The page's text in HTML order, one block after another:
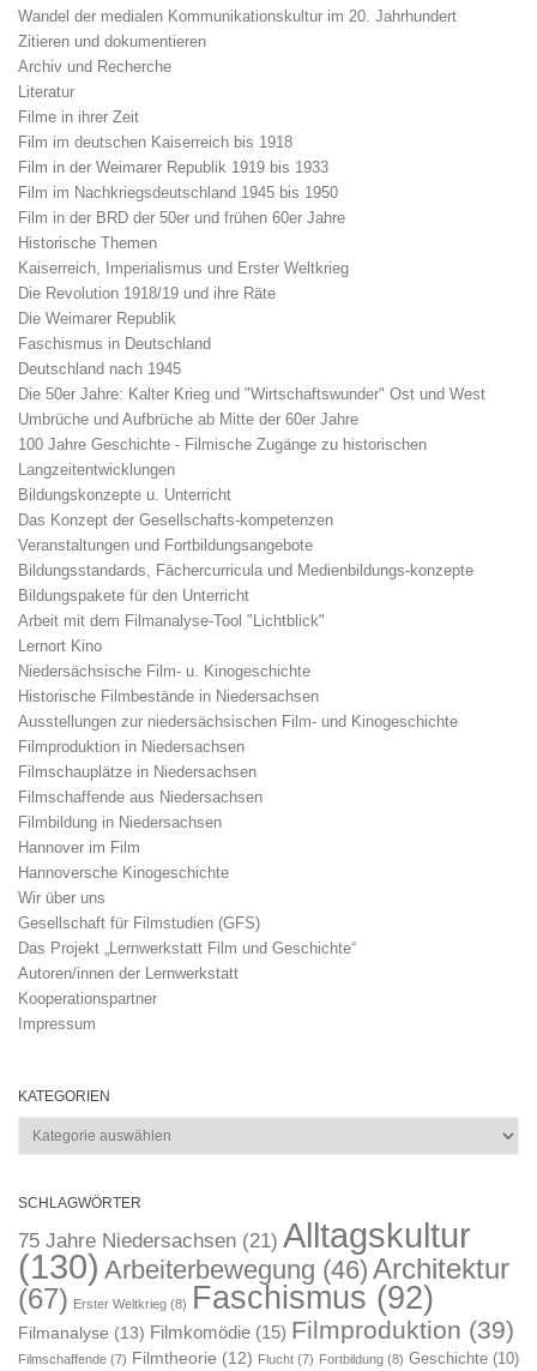
Wandel der medialen Kommunikationskultur im 20. Jahrhundert
Zitieren und dokumentieren
Archiv und Recherche
Literatur
Filme in ihrer Zeit
Film im deutschen Kaiserreich bis 1918
Film in der Weimarer Republik 1919 bis 1933
Film im Nachkriegsdeutschland 1945 bis 1950
Film in der BRD der 50er und frühen 60er Jahre
Historische Themen
Kaiserreich, Imperialismus und Erster Weltkrieg
Die Revolution 1918/19 und ihre Räte
Die Weimarer Republik
Faschismus in Deutschland
Deutschland nach 1945
Die 50er Jahre: Kalter Krieg und "Wirtschaftswunder" Ost und West
Umbrüche und Aufbrüche ab Mitte der 60er Jahre
100 Jahre Geschichte - Filmische Zugänge zu historischen
Langzeitentwicklungen
Bildungskonzepte u. Unterricht
Das Konzept der Gesellschafts-kompetenzen
Veranstaltungen und Fortbildungsangebote
Bildungsstandards, Fächercurricula und Medienbildungs-konzepte
Bildungspakete für den Unterricht
Arbeit mit dem Filmanalyse-Tool "Lichtblick"
Lernort Kino
Niedersächsische Film- u. Kinogeschichte
Historische Filmbestände in Niedersachsen
Ausstellungen zur niedersächsischen Film- und Kinogeschichte
Filmproduktion in Niedersachsen
Filmschauplätze in Niedersachsen
Filmschaffende aus Niedersachsen
Filmbildung in Niedersachsen
Hannover im Film
Hannoversche Kinogeschichte
Wir über uns
Gesellschaft für Filmstudien (GFS)
Das Projekt „Lernwerkstatt Film und Geschichte“
Autoren/innen der Lernwerkstatt
Kooperationspartner
Impressum
KATEGORIEN
Kategorien
SCHLAGWÖRTER
75 Jahre Niedersachsen (21) Alltagskultur
(130) Arbeiterbewegung (46) Architektur
(67) Erster Weltkrieg (8) Faschismus (92)
Filmanalyse (13) Filmkomödie (15) Filmproduktion (39)
Filmschaffende (7) Filmtheorie (12) Flucht (7) Fortbildung (8) Geschichte (10)